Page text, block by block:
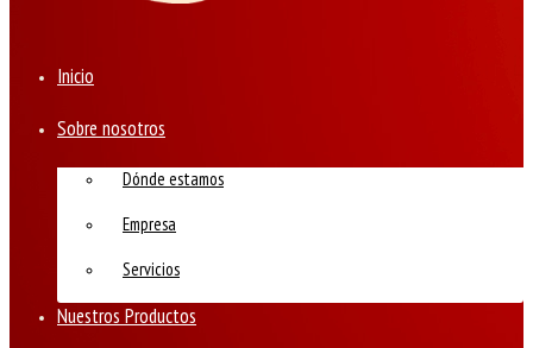
Inicio
Sobre nosotros
Dónde estamos
Empresa
Servicios
Nuestros Productos